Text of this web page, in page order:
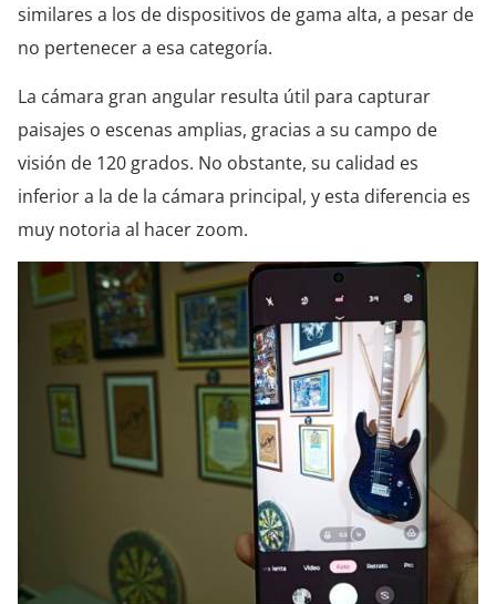
similares a los de dispositivos de gama alta, a pesar de
no pertenecer a esa categoría.
La cámara gran angular resulta útil para capturar
paisajes o escenas amplias, gracias a su campo de
visión de 120 grados. No obstante, su calidad es
inferior a la de la cámara principal, y esta diferencia es
muy notoria al hacer zoom.